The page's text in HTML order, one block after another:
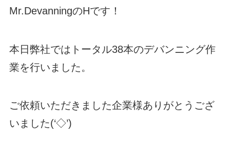
Mr.DevanningのHです！
本日弊社ではトータル38本のデバンニング作
業を行いました。
ご依頼いただきました企業様ありがとうござ
いました(‘◇’)ゞ